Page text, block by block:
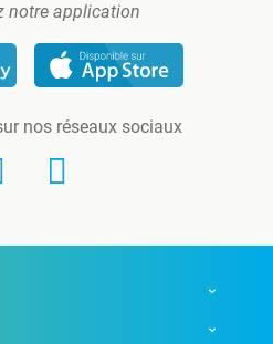
notre application
nos réseaux sociaux